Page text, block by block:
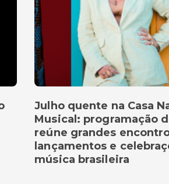
Julho quente na Casa
Musical: programação
reúne grandes
lançamentos e
música brasileira